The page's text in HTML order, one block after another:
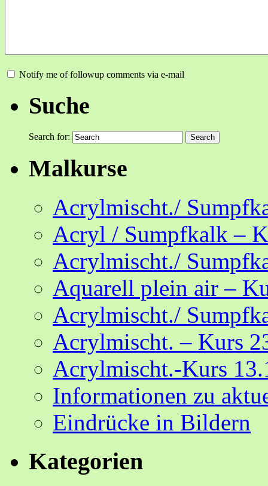
Notify me of followup comments via e-mail
Suche
Search for:
Malkurse
Acrylmischt./
Acryl / Sumpfkalk –
Acrylmischt./
Aquarell plein air –
Acrylmischt./
Acrylmischt. – Kurs
Acrylmischt.-Kurs
Informationen zu
Eindrücke in Bildern
Kategorien